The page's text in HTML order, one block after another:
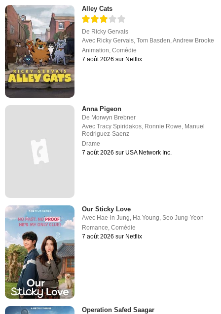
Alley Cats
De Ricky Gervais
Avec Ricky Gervais ,Tom Basden ,Andrew Brooke
Animation ,Comédie
7 août 2026 sur Netflix
Anna Pigeon
De Morwyn Brebner
AvecTracy Spiridakos, Ronnie Rowe, Manuel
Rodriguez-Saenz
Drame
7 août 2026 sur USA Network Inc.
Our Sticky Love
Avec Hae-in Jung, Ha Young,Seo Jung-Yeon
Romance,Comédie
7 août 2026 sur Netflix
Operation Safed Saagar